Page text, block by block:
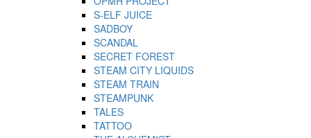
S-ELF JUICE
SADBOY
SCANDAL
SECRET FOREST
STEAM CITY LIQUIDS
STEAM TRAIN
STEAMPUNK
TALES
TATTOO